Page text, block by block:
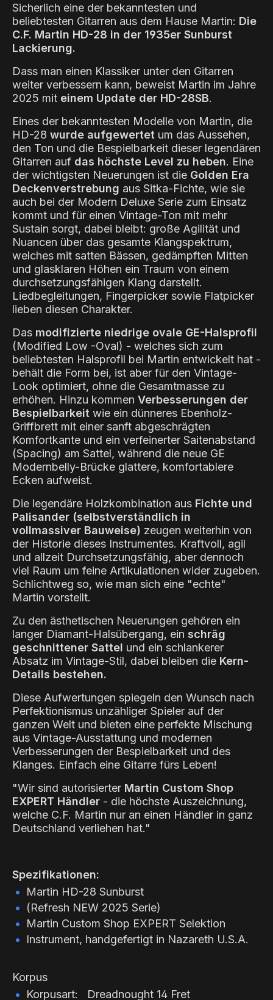
Sicherlich eine der bekanntesten und
beliebtesten Gitarren aus dem Hause Martin: Die
C.F. Martin HD-28 in der 1935er Sunburst
Lackierung.
Dass man einen Klassiker unter den Gitarren
weiter verbessern kann, beweist Martin im Jahre
2025 mit einem Update der HD-28SB.
Eines der bekanntesten Modelle von Martin, die
HD-28 wurde aufgewertet um das Aussehen,
den Ton und die Bespielbarkeit dieser legendären
Gitarren auf das höchste Level zu heben. Eine
der wichtigsten Neuerungen ist die Golden Era
Deckenverstrebung aus Sitka-Fichte, wie sie
auch bei der Modern Deluxe Serie zum Einsatz
kommt und für einen Vintage-Ton mit mehr
Sustain sorgt, dabei bleibt: große Agilität und
Nuancen über das gesamte Klangspektrum,
welches mit satten Bässen, gedämpften Mitten
und glasklaren Höhen ein Traum von einem
durchsetzungsfähigen Klang darstellt.
Liedbegleitungen, Fingerpicker sowie Flatpicker
lieben diesen Charakter.
Das modifizierte niedrige ovale GE-Halsprofil
(Modified Low -Oval) - welches sich zum
beliebtesten Halsprofil bei Martin entwickelt hat -
behält die Form bei, ist aber für den Vintage-
Look optimiert, ohne die Gesamtmasse zu
erhöhen. Hinzu kommen Verbesserungen der
Bespielbarkeit wie ein dünneres Ebenholz-
Griffbrett mit einer sanft abgeschrägten
Komfortkante und ein verfeinerter Saitenabstand
(Spacing) am Sattel, während die neue GE
Modernbelly-Brücke glattere, komfortablere
Ecken aufweist.
Die legendäre Holzkombination aus Fichte und
Palisander (selbstverständlich in
vollmassiver Bauweise) zeugen weiterhin von
der Historie dieses Instrumentes. Kraftvoll, agil
und allzeit Durchsetzungsfähig, aber dennoch
viel Raum um feine Artikulationen wider zugeben.
Schlichtweg so, wie man sich eine "echte"
Martin vorstellt.
Zu den ästhetischen Neuerungen gehören ein
langer Diamant-Halsübergang, ein schräg
geschnittener Sattel und ein schlankerer
Absatz im Vintage-Stil, dabei bleiben die Kern-
Details bestehen.
Diese Aufwertungen spiegeln den Wunsch nach
Perfektionismus unzähliger Spieler auf der
ganzen Welt und bieten eine perfekte Mischung
aus Vintage-Ausstattung und modernen
Verbesserungen der Bespielbarkeit und des
Klanges. Einfach eine Gitarre fürs Leben!
"Wir sind autorisierter Martin Custom Shop
EXPERT Händler - die höchste Auszeichnung,
welche C.F. Martin nur an einen Händler in ganz
Deutschland verliehen hat."
Spezifikationen:
Martin HD-28 Sunburst
(Refresh NEW 2025 Serie)
Martin Custom Shop EXPERT Selektion
Instrument, handgefertigt in Nazareth U.S.A.
Korpus
Korpusart: Dreadnought 14 Fret